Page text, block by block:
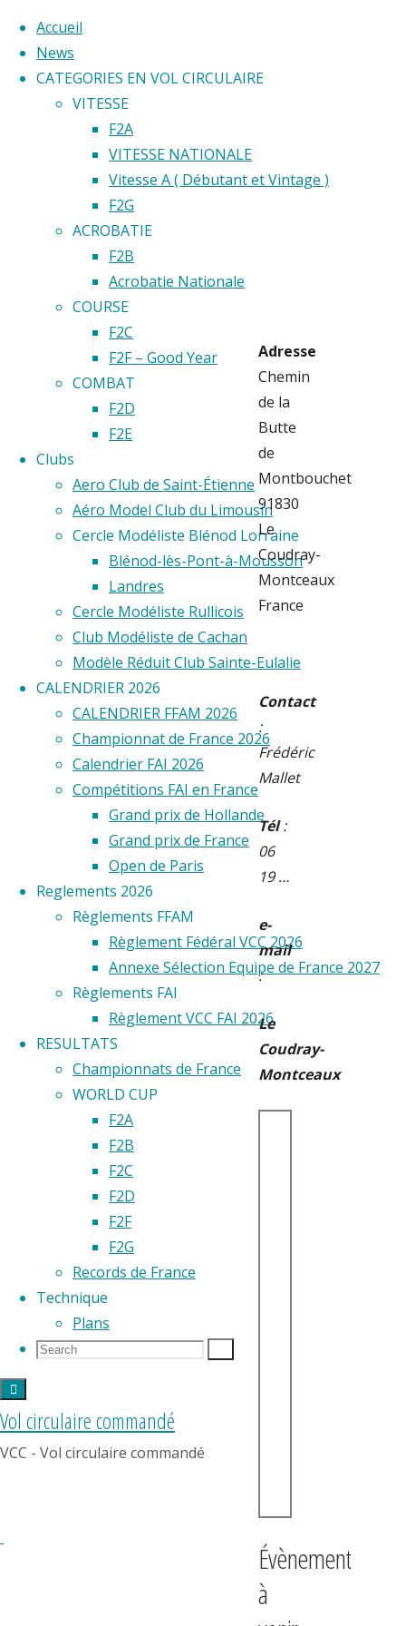
Accueil
News
CATEGORIES EN VOL CIRCULAIRE
VITESSE
F2A
VITESSE NATIONALE
Vitesse A ( Débutant et Vintage )
F2G
ACROBATIE
F2B
Acrobatie Nationale
COURSE
F2C
F2F – Good Year
COMBAT
F2D
F2E
Clubs
Aero Club de Saint-Étienne
Aéro Model Club du Limousin
Cercle Modéliste Blénod Lorraine
Blénod-lès-Pont-à-Mousson
Landres
Cercle Modéliste Rullicois
Club Modéliste de Cachan
Modèle Réduit Club Sainte-Eulalie
CALENDRIER 2026
CALENDRIER FFAM 2026
Championnat de France 2026
Calendrier FAI 2026
Compétitions FAI en France
Grand prix de Hollande
Grand prix de France
Open de Paris
Reglements 2026
Règlements FFAM
Règlement Fédéral VCC 2026
Annexe Sélection Equipe de France 2027
Règlements FAI
Règlement VCC FAI 2026
RESULTATS
Championnats de France
WORLD CUP
F2A
F2B
F2C
F2D
F2F
F2G
Records de France
Technique
Plans
Search
Search
Vol circulaire commandé
VCC - Vol circulaire commandé
Adresse
Chemin
de la
Butte
de
Montbouchet
91830
Le
Coudray-
Montceaux
France
Contact
:
Frédéric
Mallet
Tél:
06
19 …
e-
mail
:
Le
Coudray-
Montceaux
Évènement
à
©2020 Vol circulaire commandé